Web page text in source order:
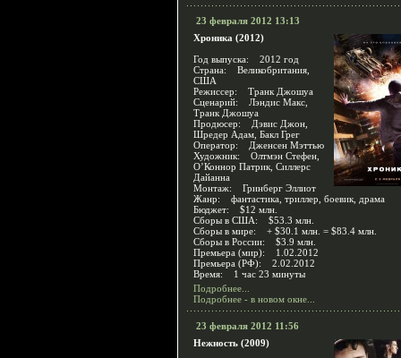
23 февраля 2012 13:13
Хроника (2012)
Год выпуска: 2012 год
Страна: Великобритания,
США
Режиссер: Транк Джошуа
Сценарий: Лэндис Макс,
Транк Джошуа
Продюсер: Дэвис Джон,
Шредер Адам, Бакл Грег
Оператор: Дженсен Мэттью
Художник: Олтмэн Стефен,
О’Коннор Патрик, Силлерс
Дайанна
Монтаж: Гринберг Эллиот
Жанр: фантастика, триллер, боевик, драма
Бюджет: $12 млн.
Сборы в США: $53.3 млн.
Сборы в мире: + $30.1 млн. = $83.4 млн.
Сборы в России: $3.9 млн.
Премьера (мир): 1.02.2012
Премьера (РФ): 2.02.2012
Время: 1 час 23 минуты
Подробнее...
Подробнее - в новом окне...
23 февраля 2012 11:56
Нежность (2009)